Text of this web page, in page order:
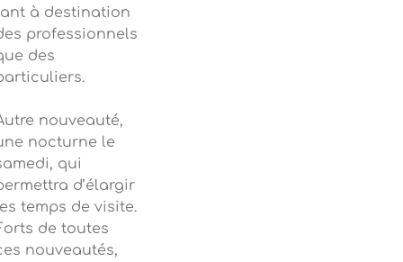
à destination
professionnels
des
nouveauté,
nocturne le
qui
d’élargir
temps de visite.
de toutes
nouveautés,